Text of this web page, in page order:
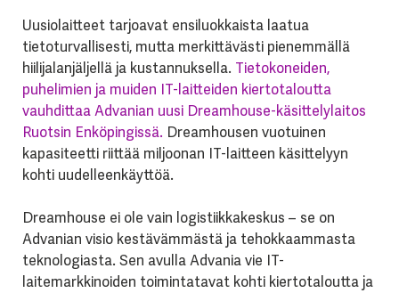
Uusiolaitteet tarjoavat ensiluokkaista laatua
tietoturvallisesti, mutta merkittävästi pienemmällä
hiilijalanjäljellä ja kustannuksella. Tietokoneiden,
puhelimien ja muiden IT-laitteiden kiertotaloutta
vauhdittaa Advanian uusi Dreamhouse-käsittelylaitos
Ruotsin Enköpingissä. Dreamhousen vuotuinen
kapasiteetti riittää miljoonan IT-laitteen käsittelyyn
kohti uudelleenkäyttöä.
Dreamhouse ei ole vain logistiikkakeskus – se on
Advanian visio kestävämmästä ja tehokkaammasta
teknologiasta. Sen avulla Advania vie IT-
laitemarkkinoiden toimintatavat kohti kiertotaloutta ja